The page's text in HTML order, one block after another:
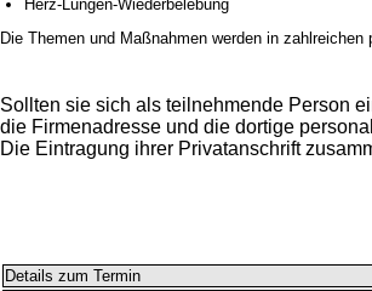
Herz-Lungen-Wiederbelebung
Die Themen und Maßnahmen werden in
Sollten sie sich als teilnehmende Person
die Firmenadresse und die dortige
Die Eintragung ihrer Privatanschrift
Details zum Termin